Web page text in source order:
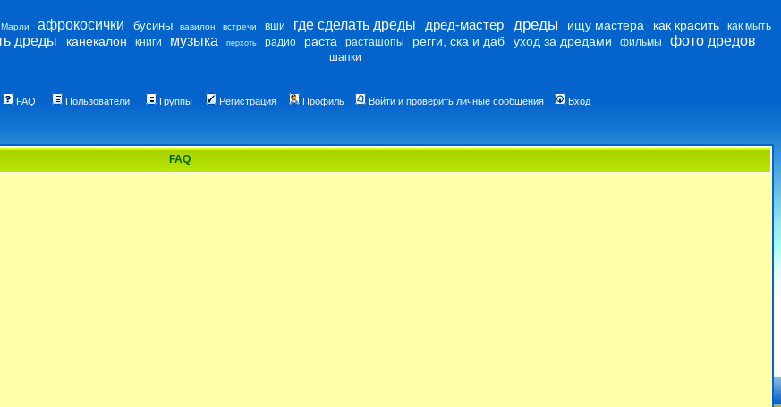
афрокосички бусины вавилон встречи вши где сделать дреды дред-мастер дреды ищу мастера как красить как мыть
дреды канекалон книги музыка перхоть радио раста расташопы регги, ска и даб уход за дредами фильмы фото дредов
шапки
FAQ Пользователи Группы Регистрация Профиль Войти и проверить личные сообщения Вход
FAQ